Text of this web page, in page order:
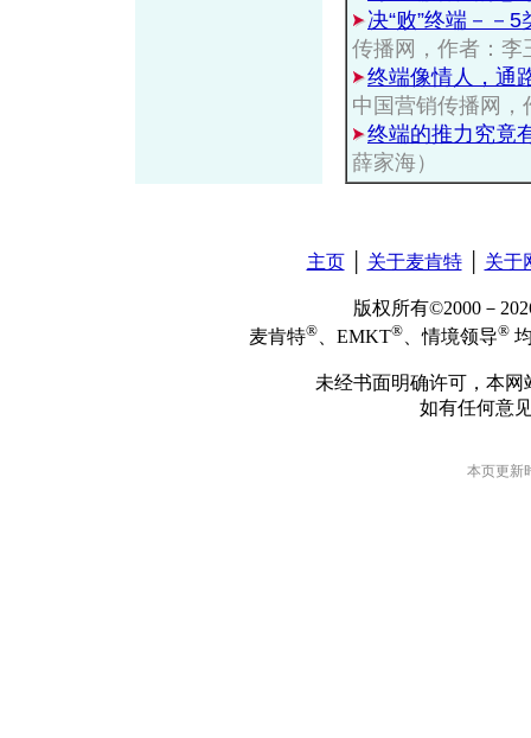
决“败”终端－－
传播网，作者：李
终端像情人，通
中国营销传播网，
终端的推力究竟
薛家海）
主页│ 关于麦肯特│ 关于
版权所有©2000－
麦肯特® 、EMKT® 、情境领导®
未经书面明确许可，本
如有任何意
本页更新